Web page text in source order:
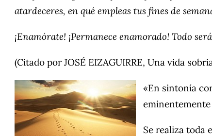
atardeceres, en qué empleas tus fines de
¡Enamórate! ¡Permanece enamorado! Todo
(Citado por JOSÉ EIZAGUIRRE, Una vida
«En sintonía
Se realiza toda